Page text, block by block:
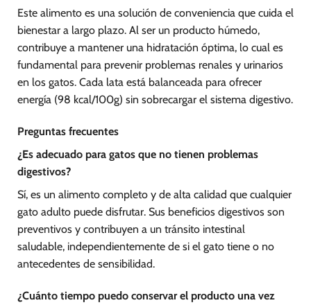
Este alimento es una solución de conveniencia que cuida el
bienestar a largo plazo. Al ser un producto húmedo,
contribuye a mantener una hidratación óptima, lo cual es
fundamental para prevenir problemas renales y urinarios
en los gatos. Cada lata está balanceada para ofrecer
energía (98 kcal/100g) sin sobrecargar el sistema digestivo.
Preguntas frecuentes
¿Es adecuado para gatos que no tienen problemas
digestivos?
Sí, es un alimento completo y de alta calidad que cualquier
gato adulto puede disfrutar. Sus beneficios digestivos son
preventivos y contribuyen a un tránsito intestinal
saludable, independientemente de si el gato tiene o no
antecedentes de sensibilidad.
¿Cuánto tiempo puedo conservar el producto una vez